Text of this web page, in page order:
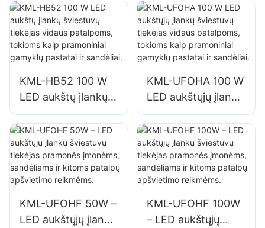
skirtų vidaus
erdvėms, tokioms
kaip sporto salės ir
sandėliai, tiekėjas.
vidaus patalpoms,
tokioms kaip
remonto dirbtuvės
ir sandėliai.
KML-HB52 100 W
LED aukštų įlankų
šviestuvų tiekėjas
vidaus patalpoms,
tokioms kaip
pramoniniai
gamyklų pastatai ir
KML-UFOHA 100 W
LED aukštųjų įlankų
šviestuvų tiekėjas
vidaus patalpoms,
tokioms kaip
pramoniniai
gamyklų pastatai ir
KML-UFOHF 50W –
LED aukštųjų įlankų
KML-UFOHF 100W
– LED aukštųjų